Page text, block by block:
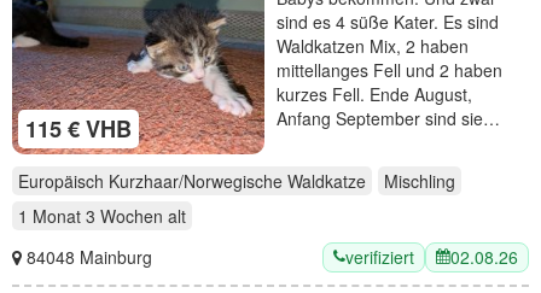
115 € VHB
sind es 4 süße Kater. Es sind
Waldkatzen Mix, 2 haben
mittellanges Fell und 2 haben
kurzes Fell. Ende August,
Anfang September sind sie…
Europäisch Kurzhaar/Norwegische Waldkatze
Mischling
1 Monat 3 Wochen alt
84048 Mainburg
verifiziert 02.08.26